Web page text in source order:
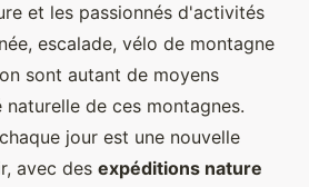
et les passionnés d'activités
escalade, vélo de montagne
sont autant de moyens
de ces montagnes.
jour est une nouvelle
avec des expéditions nature